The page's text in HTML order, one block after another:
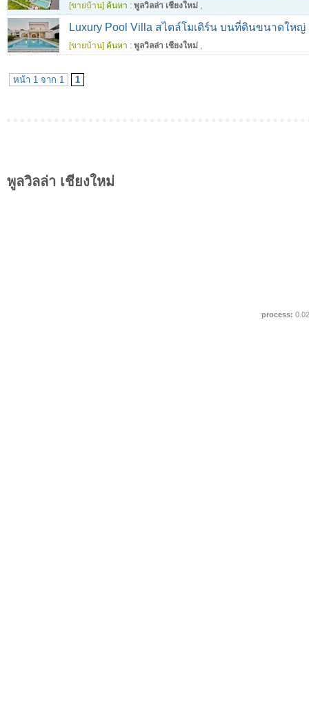
[ขายบ้าน] ค้นหา : พูลวิลล่า เชียงใหม่ ,
Luxury Pool Villa สไตล์โมเดิร์น บนที่ดินขนาดใหญ่
[ขายบ้าน] ค้นหา : พูลวิลล่า เชียงใหม่ ,
หน้า 1 จาก 1 1
พูลวิลล่า เชียงใหม่
process: